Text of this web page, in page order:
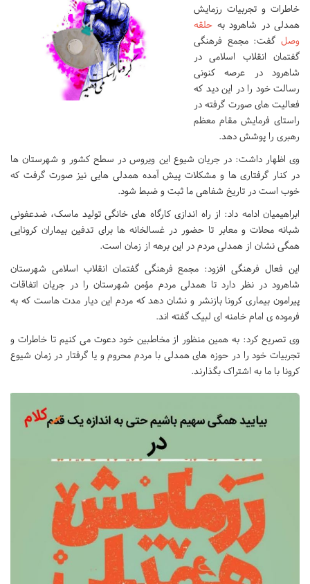
خاطرات و تجربیات رزمایش
همدلی در شاهرود به حلقه
وصل گفت: مجمع فرهنگی
گفتمان انقلاب اسلامی در
شاهرود در عرصه کنونی
رسالت خود را در این دید که
فعالیت های صورت گرفته در
راستای فرمایش مقام معظم
رهبری را پوشش دهد.
وی اظهار داشت: در جریان شیوع این ویروس در سطح کشور و شهرستان ها
در کنار گرفتاری ها و مشکلات پیش آمده همدلی هایی نیز صورت گرفت که
خوب است در تاریخ شفاهی ما ثبت و ضبط شود.
ابراهیمیان ادامه داد: از راه اندازی کارگاه های خانگی تولید ماسک، ضدعفونی
شبانه محلات و معابر تا حضور در غسالخانه ها برای تدفین بیماران کرونایی
همگی نشان از همدلی مردم در این برهه از زمان است.
این فعال فرهنگی افزود: مجمع فرهنگی گفتمان انقلاب اسلامی شهرستان
شاهرود در نظر دارد تا همدلی مردم مؤمن شهرستان را در جریان اتفاقات
پیرامون بیماری کرونا بازنشر و نشان دهد که مردم این دیار مدت هاست که به
فرموده ی امام خامنه ای لبیک گفته اند.
وی تصریح کرد: به همین منظور از مخاطبین خود دعوت می کنیم تا خاطرات و
تجربیات خود را در حوزه های همدلی با مردم محروم و یا گرفتار در زمان شیوع
کرونا با ما به اشتراک بگذارند.